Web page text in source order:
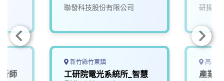
師
聯發科技股份有限公司
新竹縣竹東鎮
工研院電光系統所_智慧
研揚科
高雄
產業